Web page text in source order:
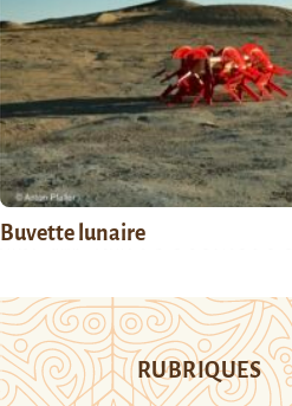
Buvette lunaire
RUBRIQUES